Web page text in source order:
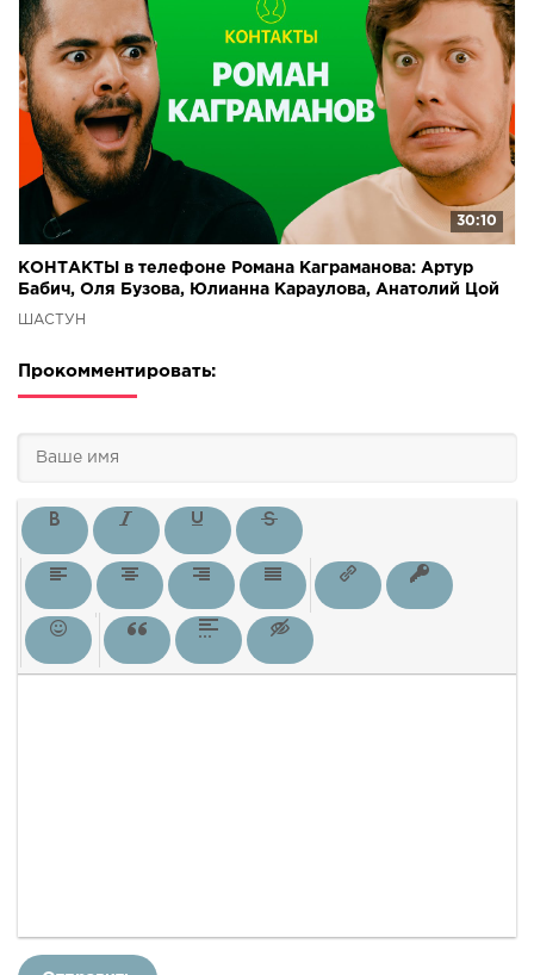
30:10
КОНТАКТЫ в телефоне Романа Каграманова: Артур
Бабич, Оля Бузова, Юлианна Караулова, Анатолий Цой
ШАСТУН
Прокомментировать: